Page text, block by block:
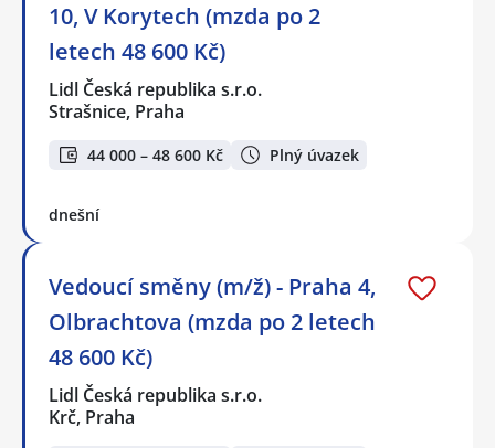
10, V Korytech (mzda po 2
letech 48 600 Kč)
Lidl Česká republika s.r.o.
Strašnice, Praha
44 000 – 48 600 Kč Plný úvazek
dnešní
Vedoucí směny (m/ž) - Praha 4,
Olbrachtova (mzda po 2 letech
48 600 Kč)
Lidl Česká republika s.r.o.
Krč, Praha